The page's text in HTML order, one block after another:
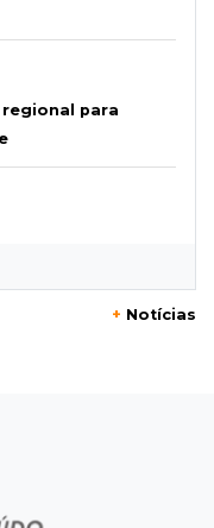
para
avança às
+ Notícias